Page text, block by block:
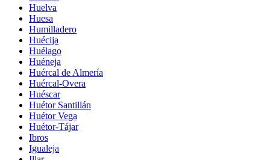
Huelva
Huesa
Humilladero
Huécija
Huélago
Huéneja
Huércal de Almería
Huércal-Overa
Huéscar
Huétor Santillán
Huétor Vega
Huétor-Tájar
Ibros
Igualeja